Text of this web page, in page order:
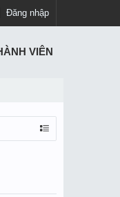
Đăng nhập
VIÊN